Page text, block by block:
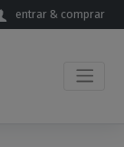
entrar & comprar